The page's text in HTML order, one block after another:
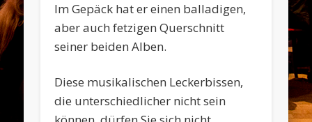
Im Gepäck hat er einen balladigen,
aber auch fetzigen Querschnitt
seiner beiden Alben.
Diese musikalischen Leckerbissen,
die unterschiedlicher nicht sein